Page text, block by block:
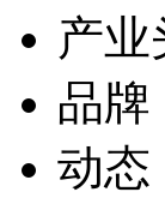
产业
品牌
动态